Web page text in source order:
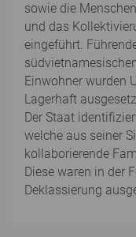
sowie die
und das
eingeführt.
Einwohner wurden
Lagerhaft
Der Staat
welche aus seiner
kollaborierende
Diese waren in der
Deklassierung